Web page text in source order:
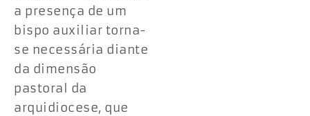
a presença de um
bispo auxiliar torna-
se necessária diante
da dimensão
pastoral da
arquidiocese, que